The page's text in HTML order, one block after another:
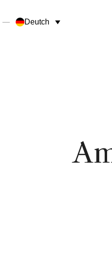
Deutch